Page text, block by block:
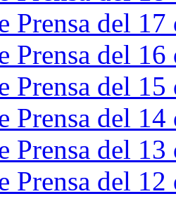
Prensa del
Prensa del
Prensa del
Prensa del
Prensa del
Prensa del